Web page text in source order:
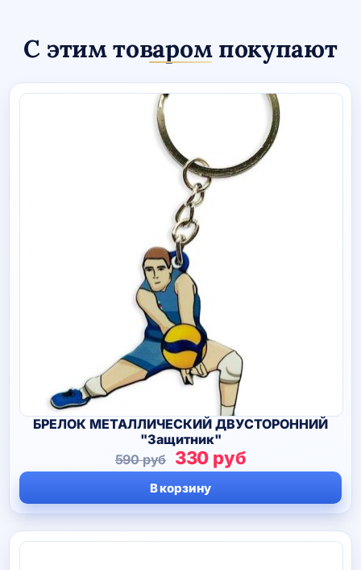
С этим товаром покупают
БРЕЛОК МЕТАЛЛИЧЕСКИЙ ДВУСТОРОННИЙ
"Защитник"
590руб Первоначальная
цена
составляла
590 руб.
330 рубТекущая
цена:
330 руб.
В корзину